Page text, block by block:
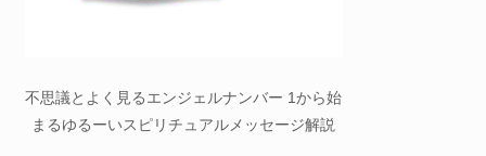
不思議とよく見るエンジェルナンバー 1から始
まるゆるーいスピリチュアルメッセージ解説